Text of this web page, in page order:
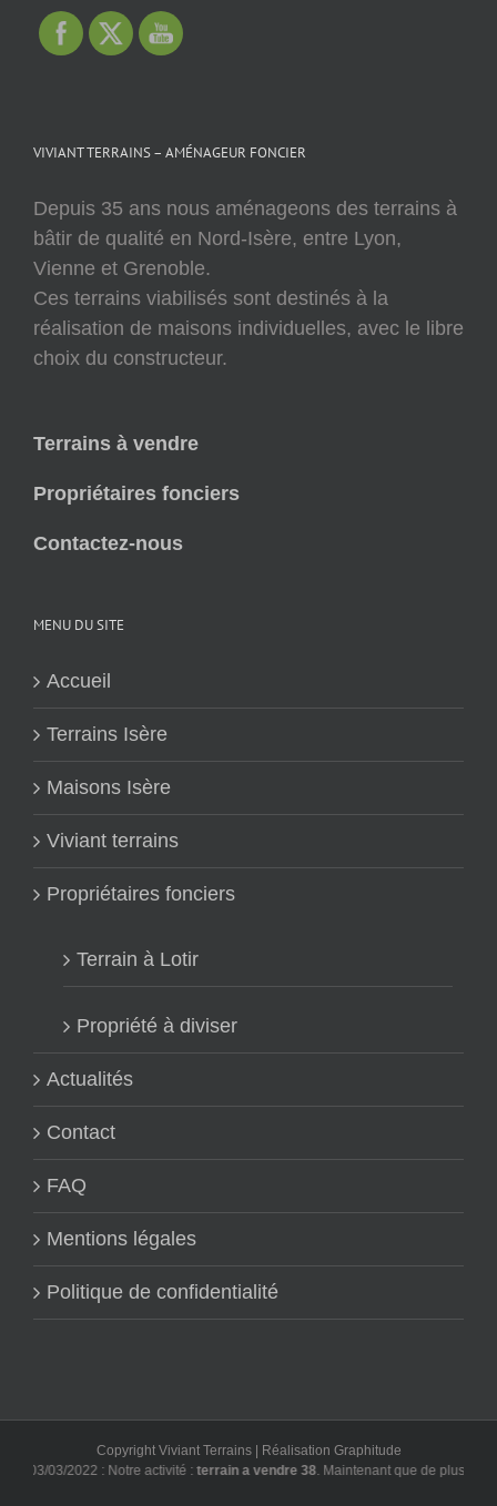
VIVIANT TERRAINS – AMÉNAGEUR FONCIER
Depuis 35 ans nous aménageons des terrains à
bâtir de qualité en Nord-Isère, entre Lyon,
Vienne et Grenoble.
Ces terrains viabilisés sont destinés à la
réalisation de maisons individuelles, avec le libre
choix du constructeur.
Terrains à vendre
Propriétaires fonciers
Contactez-nous
MENU DU SITE
Accueil
Terrains Isère
Maisons Isère
Viviant terrains
Propriétaires fonciers
Terrain à Lotir
Propriété à diviser
Actualités
Contact
FAQ
Mentions légales
Politique de confidentialité
Copyright Viviant Terrains | Réalisation Graphitude
03/03/2022 : Notre activité :terrain a vendre 38. Maintenant que de plus en